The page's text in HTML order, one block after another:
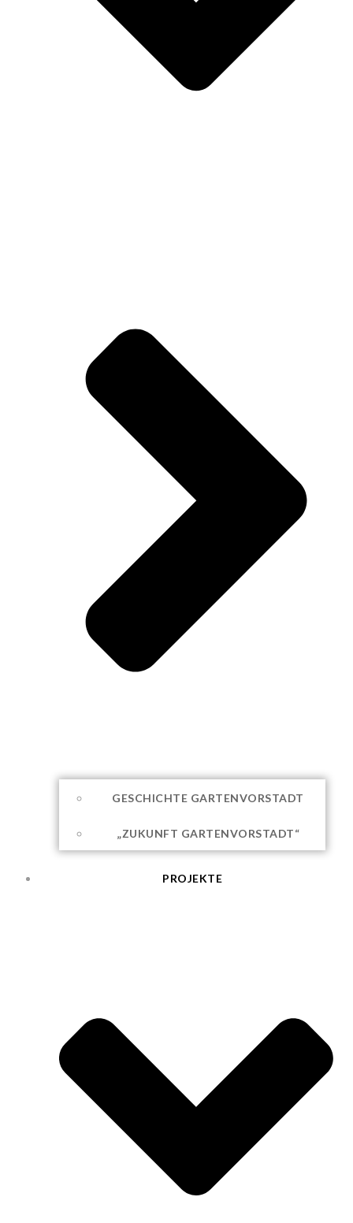
GESCHICHTE GARTENVORSTADT
„ZUKUNFT GARTENVORSTADT“
PROJEKTE